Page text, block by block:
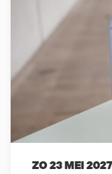
ZO 23 MEI 2027